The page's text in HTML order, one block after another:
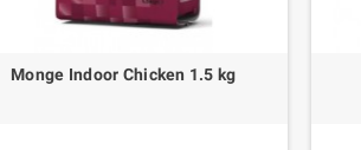
Monge Indoor Chicken 1.5 kg